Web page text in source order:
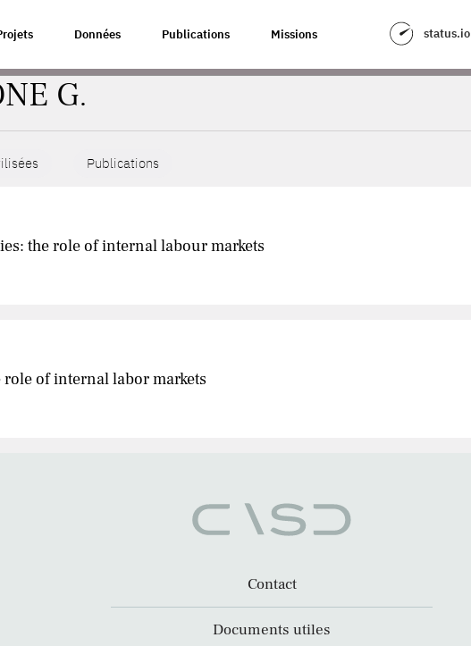
Données Publications Missions status.io
G.
Publications
the role of internal labour markets
of internal labor markets
Contact
Documents utiles